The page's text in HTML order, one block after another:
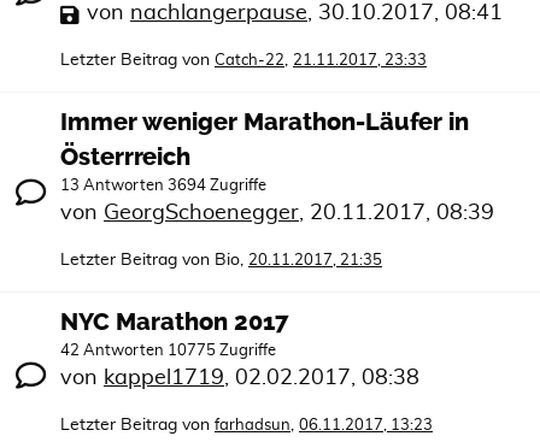
von nachlangerpause 30.10.2017, 08:41
Letzter Beitrag von Catch-22 21.11.2017, 23:33
Immer weniger Marathon-Läufer in
Österrreich
13 Antworten 3694 Zugriffe
von GeorgSchoenegger 20.11.2017, 08:39
Letzter Beitrag von Bio 20.11.2017, 21:35
NYC Marathon 2017
42 Antworten 10775 Zugriffe
von kappel1719 02.02.2017, 08:38
Letzter Beitrag von farhadsun 06.11.2017, 13:23